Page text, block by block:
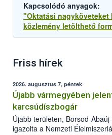
Kapcsolódó anyagok:
"Oktatási nagyköveteket
közlemény letölthető
Friss hírek
2026. augusztus 7, péntek
Újabb vármegyében
karcsúdíszbogár
Újabb területen, Borsod-
igazolta a Nemzeti